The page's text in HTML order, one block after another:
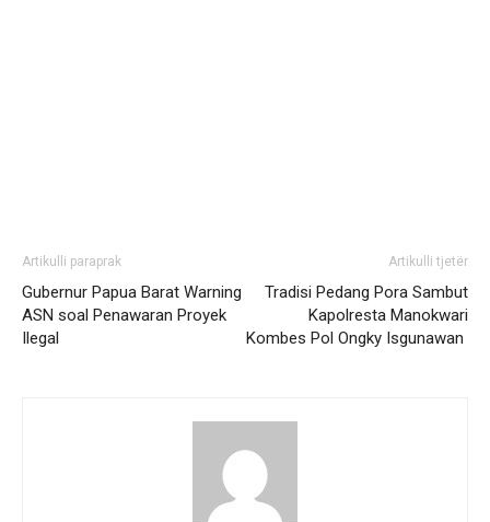
Artikulli paraprak
Gubernur Papua Barat Warning
ASN soal Penawaran Proyek
Ilegal
Artikulli tjetër
Tradisi Pedang Pora Sambut
Kapolresta Manokwari
Kombes Pol Ongky Isgunawan